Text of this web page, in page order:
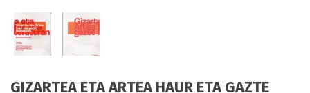
GIZARTEA ETA ARTEA HAUR ETA GAZTE